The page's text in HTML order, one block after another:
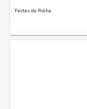
Festas da Rocha